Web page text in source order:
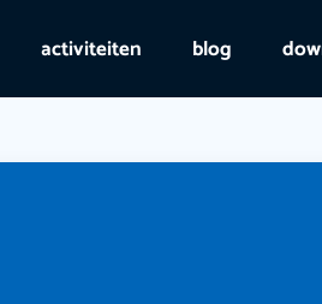
activiteiten blog